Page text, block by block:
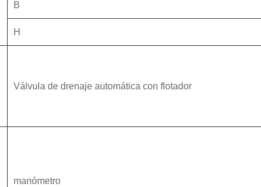
B
H
Válvula de drenaje automática con flotador
manómetro